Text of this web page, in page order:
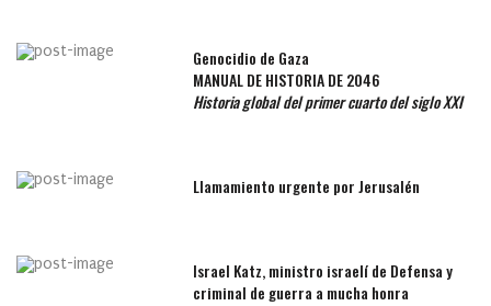
Genocidio de Gaza
MANUAL DE HISTORIA DE 2046
Historia global del primer cuarto del siglo XXI
Llamamiento urgente por Jerusalén
Israel Katz, ministro israelí de Defensa y
criminal de guerra a mucha honra